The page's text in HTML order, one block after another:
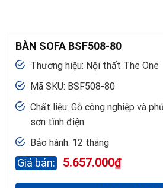
BÀN SOFA BSF508-80
Thương hiệu: Nội thất The One
Mã SKU: BSF508-80
Chất liệu: Gỗ công nghiệp và
sơn tĩnh điện
Bảo hành: 12 tháng
5.657.000₫